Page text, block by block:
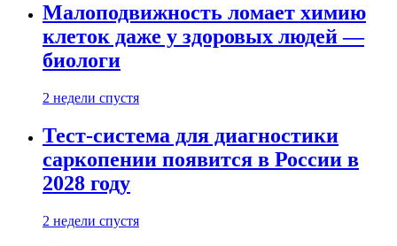
Малоподвижность ломает химию
клеток даже у здоровых людей —
биологи
2 недели спустя
Тест-система для диагностики
саркопении появится в России в
2028 году
2 недели спустя